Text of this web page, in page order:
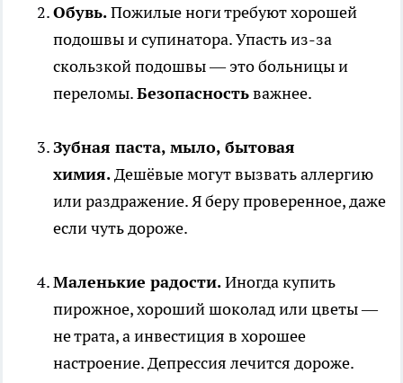
Обувь.Пожилые ноги требуют хорошей
подошвы и супинатора. Упасть из-за
скользкой подошвы — это больницы и
переломы.Безопасностьважнее.
Зубная паста, мыло, бытовая
химия.Дешёвые могут вызвать аллергию
или раздражение. Я беру проверенное, даже
если чуть дороже.
Маленькие радости.Иногда купить
пирожное, хороший шоколад или цветы —
не трата, а инвестиция в хорошее
настроение. Депрессия лечится дороже.